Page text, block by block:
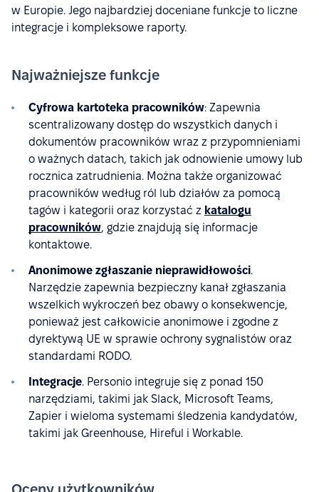
w Europie. Jego najbardziej doceniane funkcje to liczne
integracje i kompleksowe raporty.
Najważniejsze funkcje
Cyfrowa kartoteka pracowników: Zapewnia
scentralizowany dostęp do wszystkich danych i
dokumentów pracowników wraz z przypomnieniami
o ważnych datach, takich jak odnowienie umowy lub
rocznica zatrudnienia. Można także organizować
pracowników według ról lub działów za pomocą
tagów i kategorii oraz korzystać z katalogu
pracowników, gdzie znajdują się informacje
kontaktowe.
Anonimowe zgłaszanie nieprawidłowości.
Narzędzie zapewnia bezpieczny kanał zgłaszania
wszelkich wykroczeń bez obawy o konsekwencje,
ponieważ jest całkowicie anonimowe i zgodne z
dyrektywą UE w sprawie ochrony sygnalistów oraz
standardami RODO.
Integracje. Personio integruje się z ponad 150
narzędziami, takimi jak Slack, Microsoft Teams,
Zapier i wieloma systemami śledzenia kandydatów,
takimi jak Greenhouse, Hireful i Workable.